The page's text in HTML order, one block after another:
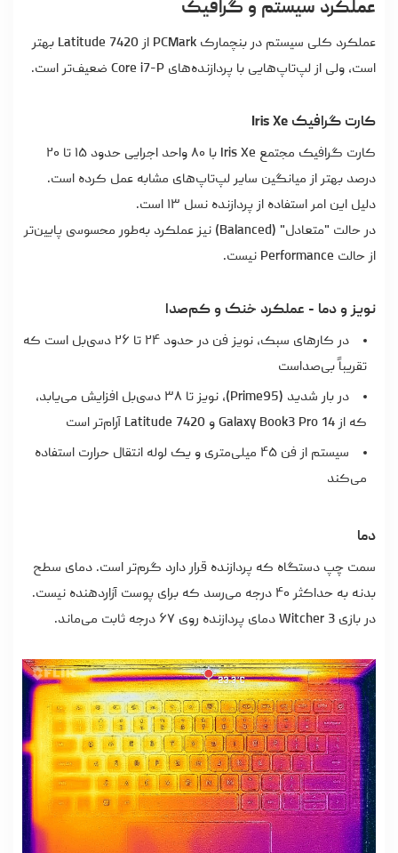
عملکرد سیستم و گرافیک
عملکرد کلی سیستم در بنچمارک PCMark از Latitude 7420 بهتر
است، ولی از لپ‌تاپ‌هایی با پردازنده‌های Core i7-P ضعیف‌تر است.
کارت گرافیک Iris Xe
کارت گرافیک مجتمع Iris Xe با ۸۰ واحد اجرایی حدود ۱۵ تا ۲۰
درصد بهتر از میانگین سایر لپ‌تاپ‌های مشابه عمل کرده است.
دلیل این امر استفاده از پردازنده نسل ۱۳ است.
در حالت "متعادل" (Balanced) نیز عملکرد به‌طور محسوسی پایین‌تر
از حالت Performance نیست.
نویز و دما - عملکرد خنک و کم‌صدا
در کارهای سبک، نویز فن در حدود ۲۴ تا ۲۶ دسی‌بل است که
تقریباً بی‌صداست
در بار شدید (Prime95)، نویز تا ۳۸ دسی‌بل افزایش می‌یابد،
که از Galaxy Book3 Pro 14 و Latitude 7420 آرام‌تر است
سیستم از فن ۴۵ میلی‌متری و یک لوله انتقال حرارت استفاده
می‌کند
دما
سمت چپ دستگاه که پردازنده قرار دارد گرم‌تر است. دمای سطح
بدنه به حداکثر ۴۰ درجه می‌رسد که برای پوست آزاردهنده نیست.
در بازی Witcher 3 دمای پردازنده روی ۶۷ درجه ثابت می‌ماند.